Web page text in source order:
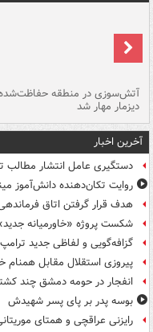
آتش‌سوزی در منطقه
دیزمار مهار شد
آخرین اخبار
دستگیری عامل انتشار مطالب
روایت تکان‌دهنده دانش‌آموز
هدف قرار گرفتن اتاق‌
شکست پروژه «خاورمیانه جدید»
گزافه‌گویی و لفاظی جدید ترامپ
پیروزی استقلال مقابل همنام
انفجار در حومه دمشق چند
بوسه‌ پدر بر پای پسر شهیدش
رایزنی عراقچی و همتای